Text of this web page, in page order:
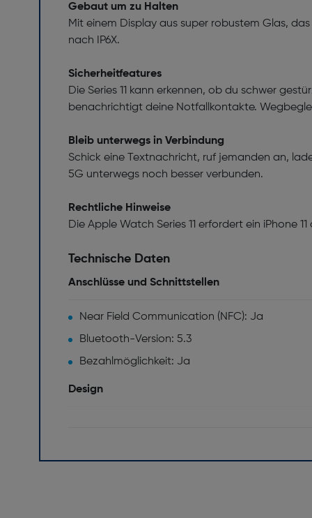
Gebaut um zu Halten
Mit einem Display aus super robustem Glas,
nach IP6X.
Sicherheitfeatures
Die Series 11 kann erkennen, ob du schwer
benachrichtigt deine Notfallkontakte.
Bleib unterwegs in Verbindung
Schick eine Textnachricht, ruf jemanden an,
5G unterwegs noch besser verbunden.
Rechtliche Hinweise
Die Apple Watch Series 11 erfordert ein iPhone
Technische Daten
Anschlüsse und Schnittstellen
Near Field Communication (NFC): Ja
Bluetooth-Version: 5.3
Bezahlmöglichkeit: Ja
Design
Spritzwassergeschützt: Ja